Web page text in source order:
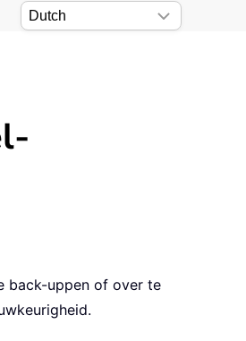
back-uppen of over te